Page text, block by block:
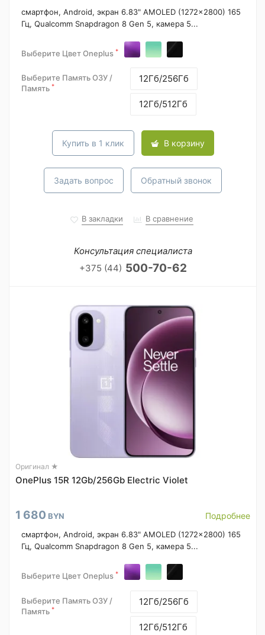
смартфон, Android, экран 6.83" AMOLED (1272x2800) 165
Гц, Qualcomm Snapdragon 8 Gen 5, камера 5...
Выберите Цвет Oneplus *
Выберите Память ОЗУ /
Память *
12Гб/256Гб
12Гб/512Гб
Купить в 1 клик В корзину
Задать вопрос Обратный звонок
В закладки В сравнение
Консультация специалиста
+375 (44) 500-70-62
Оригинал ★
OnePlus 15R 12Gb/256Gb Electric Violet
1 680 BYN Подробнее
смартфон, Android, экран 6.83" AMOLED (1272x2800) 165
Гц, Qualcomm Snapdragon 8 Gen 5, камера 5...
Выберите Цвет Oneplus *
Выберите Память ОЗУ /
Память *
12Гб/256Гб
12Гб/512Гб